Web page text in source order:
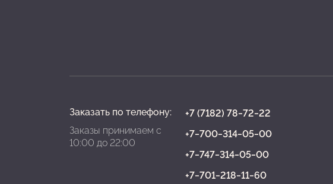
Заказать по телефону:
Заказы принимаем с
10:00 до 22:00
+7 (7182) 78‒72‒22
+7‒700‒314‒05‒00
+7‒747‒314‒05‒00
+7‒701‒218‒11‒60